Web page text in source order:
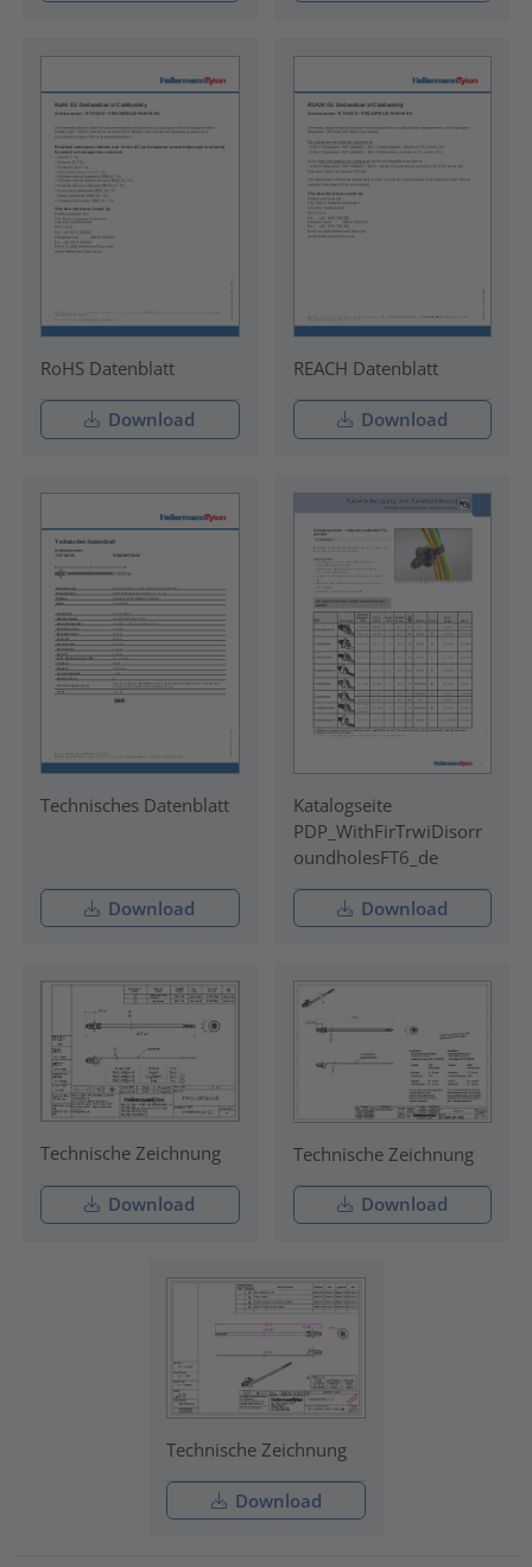
RoHS Datenblatt
Download
REACH Datenblatt
Download
Technisches Datenblatt
Download
Katalogseite
PDP_WithFirTrwiDisorr
oundholesFT6_de
Download
Technische Zeichnung
Download
Technische Zeichnung
Download
Technische Zeichnung
Download